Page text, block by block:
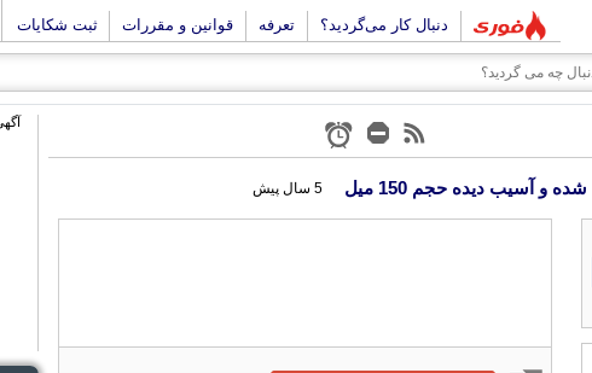
دنبال کار می‌گردید؟ تعرفه قوانین و مقررات ثبت شکایات
5 سال پیش